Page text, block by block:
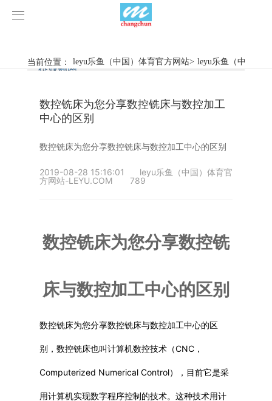
leyu乐鱼（中国）体育官方网站
旋弧焊机
惯性摩擦焊机
数控铣床
普通铣床
加工中心
专用机床
产品视频
行业新闻
案例展示
关于我们
当前位置： leyu乐鱼（中国）体育官方网站> leyu乐鱼（中国）
行业新闻
企业动态
数控铣床为您分享数控铣床与数控加工
中心的区别
数控铣床为您分享数控铣床与数控加工中心的区别
2019-08-28 15:16:01
leyu乐鱼（中国）体育官
方网站-LEYU.COM
789
数控铣床为您分享数控铣
床与数控加工中心的区别
数控铣床为您分享数控铣床与数控加工中心的区
别，数控铣床也叫计算机数控技术（CNC，
Computerized Numerical Control），目前它是采
用计算机实现数字程序控制的技术。这种技术用计